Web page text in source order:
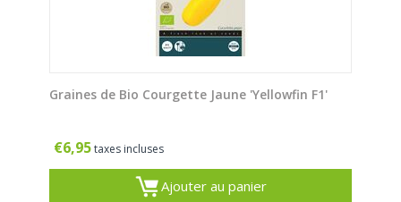
Graines de Bio Courgette Jaune 'Yellowfin F1'
€6,95taxes incluses
Ajouter au panier